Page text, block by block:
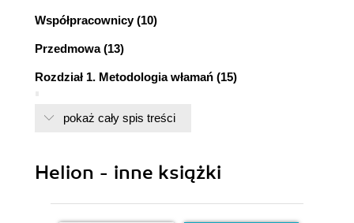
Współpracownicy (10)
Przedmowa (13)
Rozdział 1. Metodologia włamań (15)
Podstawowe terminy (16)
Hacking komputerowy (18)
pokaż cały spis treści
Helion - inne książki